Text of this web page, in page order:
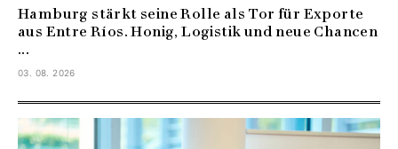
Hamburg stärkt seine Rolle als Tor für Exporte
aus Entre Ríos. Honig, Logistik und neue Chancen
...
03. 08. 2026